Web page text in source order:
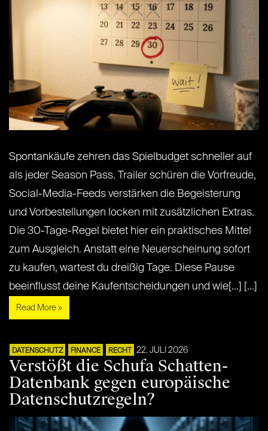
Spontankäufe zehren das Spielbudget schneller auf
als jeder Season Pass. Trailer schüren die Vorfreude,
Social-Media-Feeds verstärken die Begeisterung
und Vorbestellungen locken mit zusätzlichen Extras.
Die 30-Tage-Regel bietet hier ein praktisches Mittel
zum Ausgleich. Anstatt eine Neuerscheinung sofort
zu kaufen, wartest du dreißig Tage. Diese Pause
beeinflusst deine Kaufentscheidungen und wie[...] [...]
Read More »
DATENSCHUTZ FINANCE RECHT 22. JULI 2026
Verstößt die Schufa Schatten-
Datenbank gegen europäische
Datenschutzregeln?